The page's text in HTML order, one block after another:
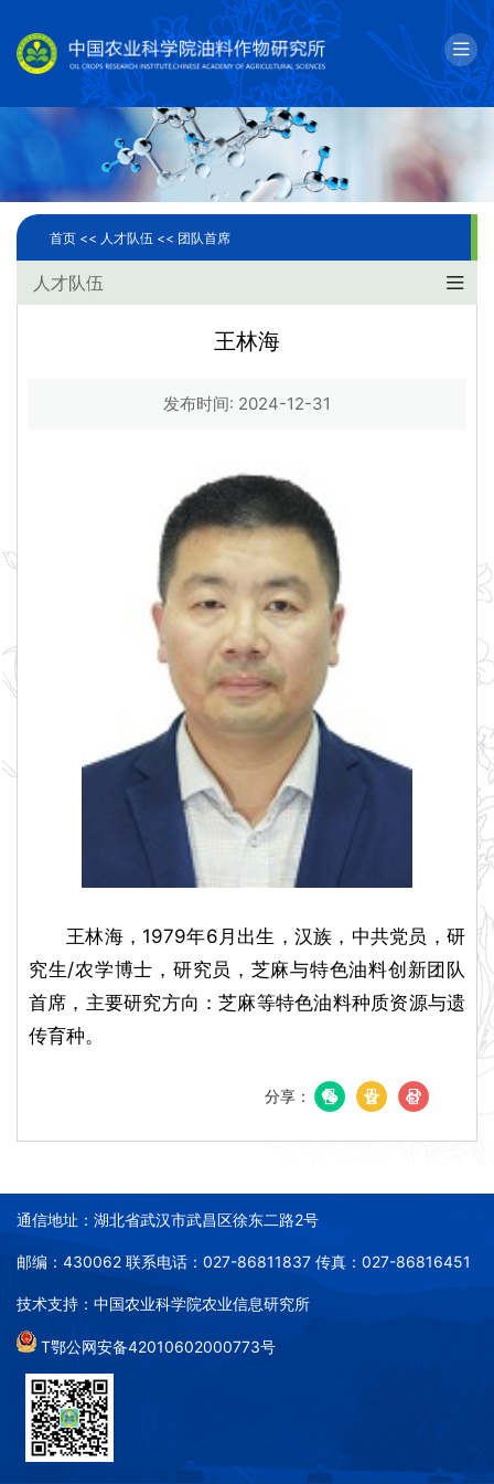
English 邮箱
科学研究
人才队伍
首页 << 人才队伍 << 团队首席
人才队伍
王林海
发布时间: 2024-12-31
王林海，1979年6月出生，汉族，中共党员，研
究生/农学博士，研究员，芝麻与特色油料创新团队
首席，主要研究方向：芝麻等特色油料种质资源与遗
传育种。
分享：
通信地址：湖北省武汉市武昌区徐东二路2号
邮编：430062 联系电话：027-86811837 传真：027-86816451
技术支持：中国农业科学院农业信息研究所
T鄂公网安备42010602000773号